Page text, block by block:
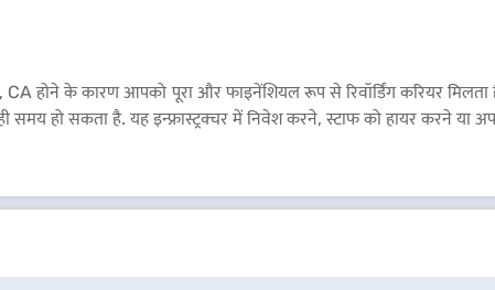
CA होने के कारण आपको पूरा और फाइनेंशियल रूप से रिवॉर्डिंग करियर
समय हो सकता है. यह इन्फ्रास्ट्रक्चर में निवेश करने, स्टाफ को हायर करने